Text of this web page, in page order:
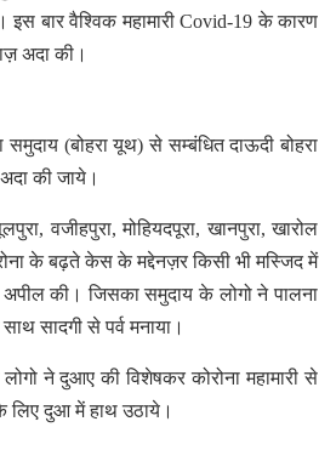
इस बार वैश्विक महामारी Covid-19 के कारण
अदा की।
(बोहरा यूथ) से सम्बंधित दाऊदी बोहरा
की जाये।
वजीहपुरा, मोहियदपूरा, खानपुरा, खारोल
के बढ़ते केस के मद्देनज़र किसी भी मस्जिद में
की। जिसका समुदाय के लोगो ने पालना
सादगी से पर्व मनाया।
ने दुआए की विशेषकर कोरोना महामारी से
दुआ में हाथ उठाये।